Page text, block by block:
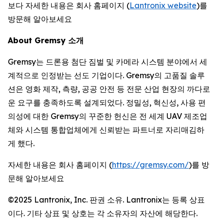
보다 자세한 내용은 회사 홈페이지 (Lantronix website)를
방문해 알아보세요
About Gremsy 소개
Gremsy는 드론용 첨단 짐벌 및 카메라 시스템 분야에서 세
계적으로 인정받는 선도 기업이다. Gremsy의 고품질 솔루
션은 영화 제작, 측량, 공공 안전 등 전문 산업 현장의 까다로
운 요구를 충족하도록 설계되었다. 정밀성, 혁신성, 사용 편
의성에 대한 Gremsy의 꾸준한 헌신은 전 세계 UAV 제조업
체와 시스템 통합업체에게 신뢰받는 파트너로 자리매김하
게 했다.
자세한 내용은 회사 홈페이지 (https://gremsy.com/)를 방
문해 알아보세요
©2025 Lantronix, Inc. 판권 소유. Lantronix는 등록 상표
이다. 기타 상표 및 상호는 각 소유자의 자산에 해당한다.